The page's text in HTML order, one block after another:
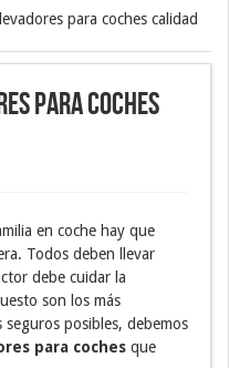
para coches calidad
para coches
en coche hay que
Todos deben llevar
debe cuidar la
son los más
posibles, debemos
para coches que